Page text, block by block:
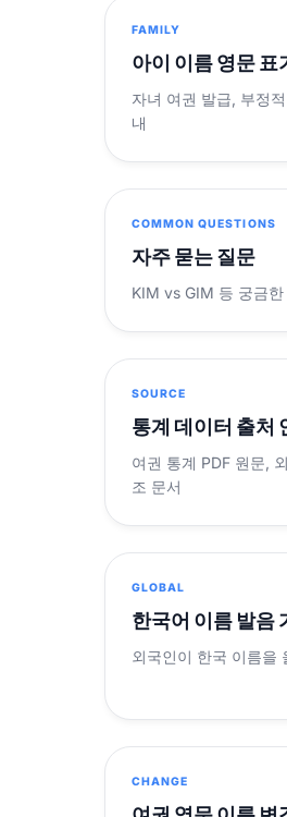
FAMILY
아이 이름 영문 표
자녀 여권 발급, 부정
내
COMMON QUESTIONS
자주 묻는 질문
KIM vs GIM 등 궁금
SOURCE
통계 데이터 출처
여권 통계 PDF 원문,
조 문서
GLOBAL
한국어 이름 발음
외국인이 한국 이름을
CHANGE